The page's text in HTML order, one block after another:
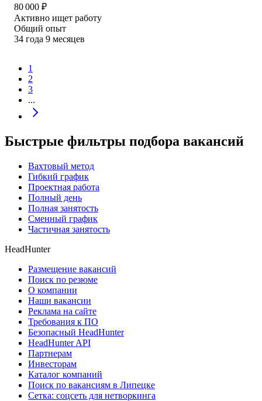
80 000 ₽
Активно ищет работу
Общий опыт
34 года 9 месяцев
1
2
3
...
Быстрые фильтры подбора вакансий
Вахтовый метод
Гибкий график
Проектная работа
Полный день
Полная занятость
Сменный график
Частичная занятость
HeadHunter
Размещение вакансий
Поиск по резюме
О компании
Наши вакансии
Реклама на сайте
Требования к ПО
Безопасный HeadHunter
HeadHunter API
Партнерам
Инвесторам
Каталог компаний
Поиск по вакансиям в Липецке
Сетка: соцсеть для нетворкинга